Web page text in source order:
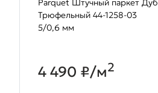
Parquet Штучный паркет Дуб
Трюфельный 44-1258-03
5/0,6 мм
4 490 ₽/м2